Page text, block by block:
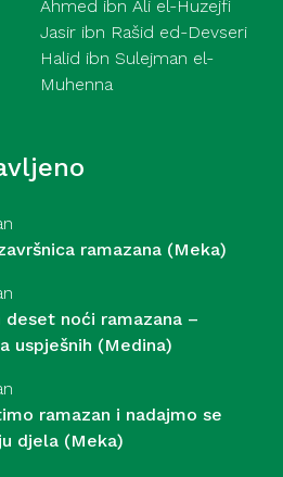
Ahmed ibn Ali el-Huzejfi
Jasir ibn Rašid ed-Devseri
Halid ibn Sulejman el-
Muhenna
ramazana (Meka)
deset noći ramazana –
uspješnih (Medina)
ramazan i nadajmo se
djela (Meka)